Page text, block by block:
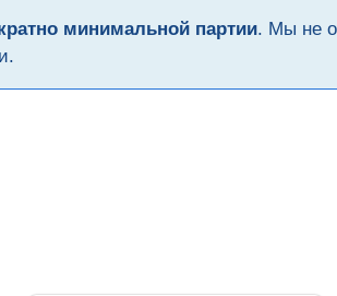
минимальной партии. Мы не